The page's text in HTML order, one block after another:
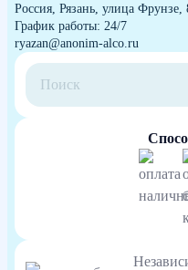
Россия, Рязань, улица Фрунзе,
График работы: 24/7
ryazan@anonim-alco.ru